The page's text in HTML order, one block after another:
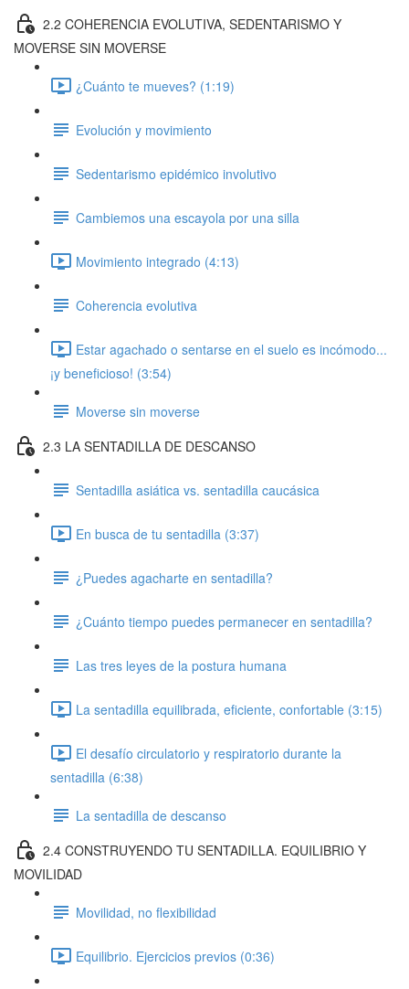
2.2 COHERENCIA EVOLUTIVA, SEDENTARISMO Y
MOVERSE SIN MOVERSE
¿Cuánto te mueves? (1:19)
Evolución y movimiento
Sedentarismo epidémico involutivo
Cambiemos una escayola por una silla
Movimiento integrado (4:13)
Coherencia evolutiva
Estar agachado o sentarse en el suelo es incómodo...
¡y beneficioso! (3:54)
Moverse sin moverse
2.3 LA SENTADILLA DE DESCANSO
Sentadilla asiática vs. sentadilla caucásica
En busca de tu sentadilla (3:37)
¿Puedes agacharte en sentadilla?
¿Cuánto tiempo puedes permanecer en sentadilla?
Las tres leyes de la postura humana
La sentadilla equilibrada, eficiente, confortable (3:15)
El desafío circulatorio y respiratorio durante la
sentadilla (6:38)
La sentadilla de descanso
2.4 CONSTRUYENDO TU SENTADILLA. EQUILIBRIO Y
MOVILIDAD
Movilidad, no flexibilidad
Equilibrio. Ejercicios previos (0:36)